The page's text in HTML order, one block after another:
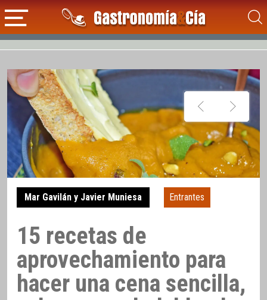
Mar Gavilán y Javier Muniesa Entrantes
15 recetas de
aprovechamiento para
hacer una cena sencilla,